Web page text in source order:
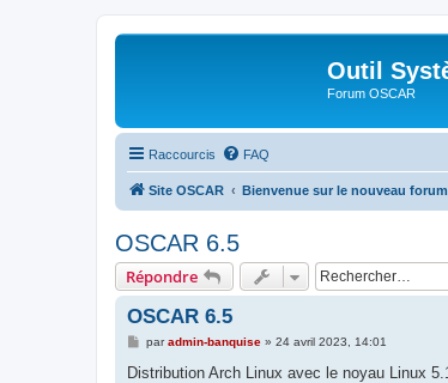
Outil
Forum OSCAR
Raccourcis FAQ
Site OSCAR Bienvenue sur le nouveau
OSCAR 6.5
Répondre
OSCAR 6.5
M
s
paradmin-banquise» 24 avril 2023, 14:01
Distribution Arch Linux avec le noyau Linux